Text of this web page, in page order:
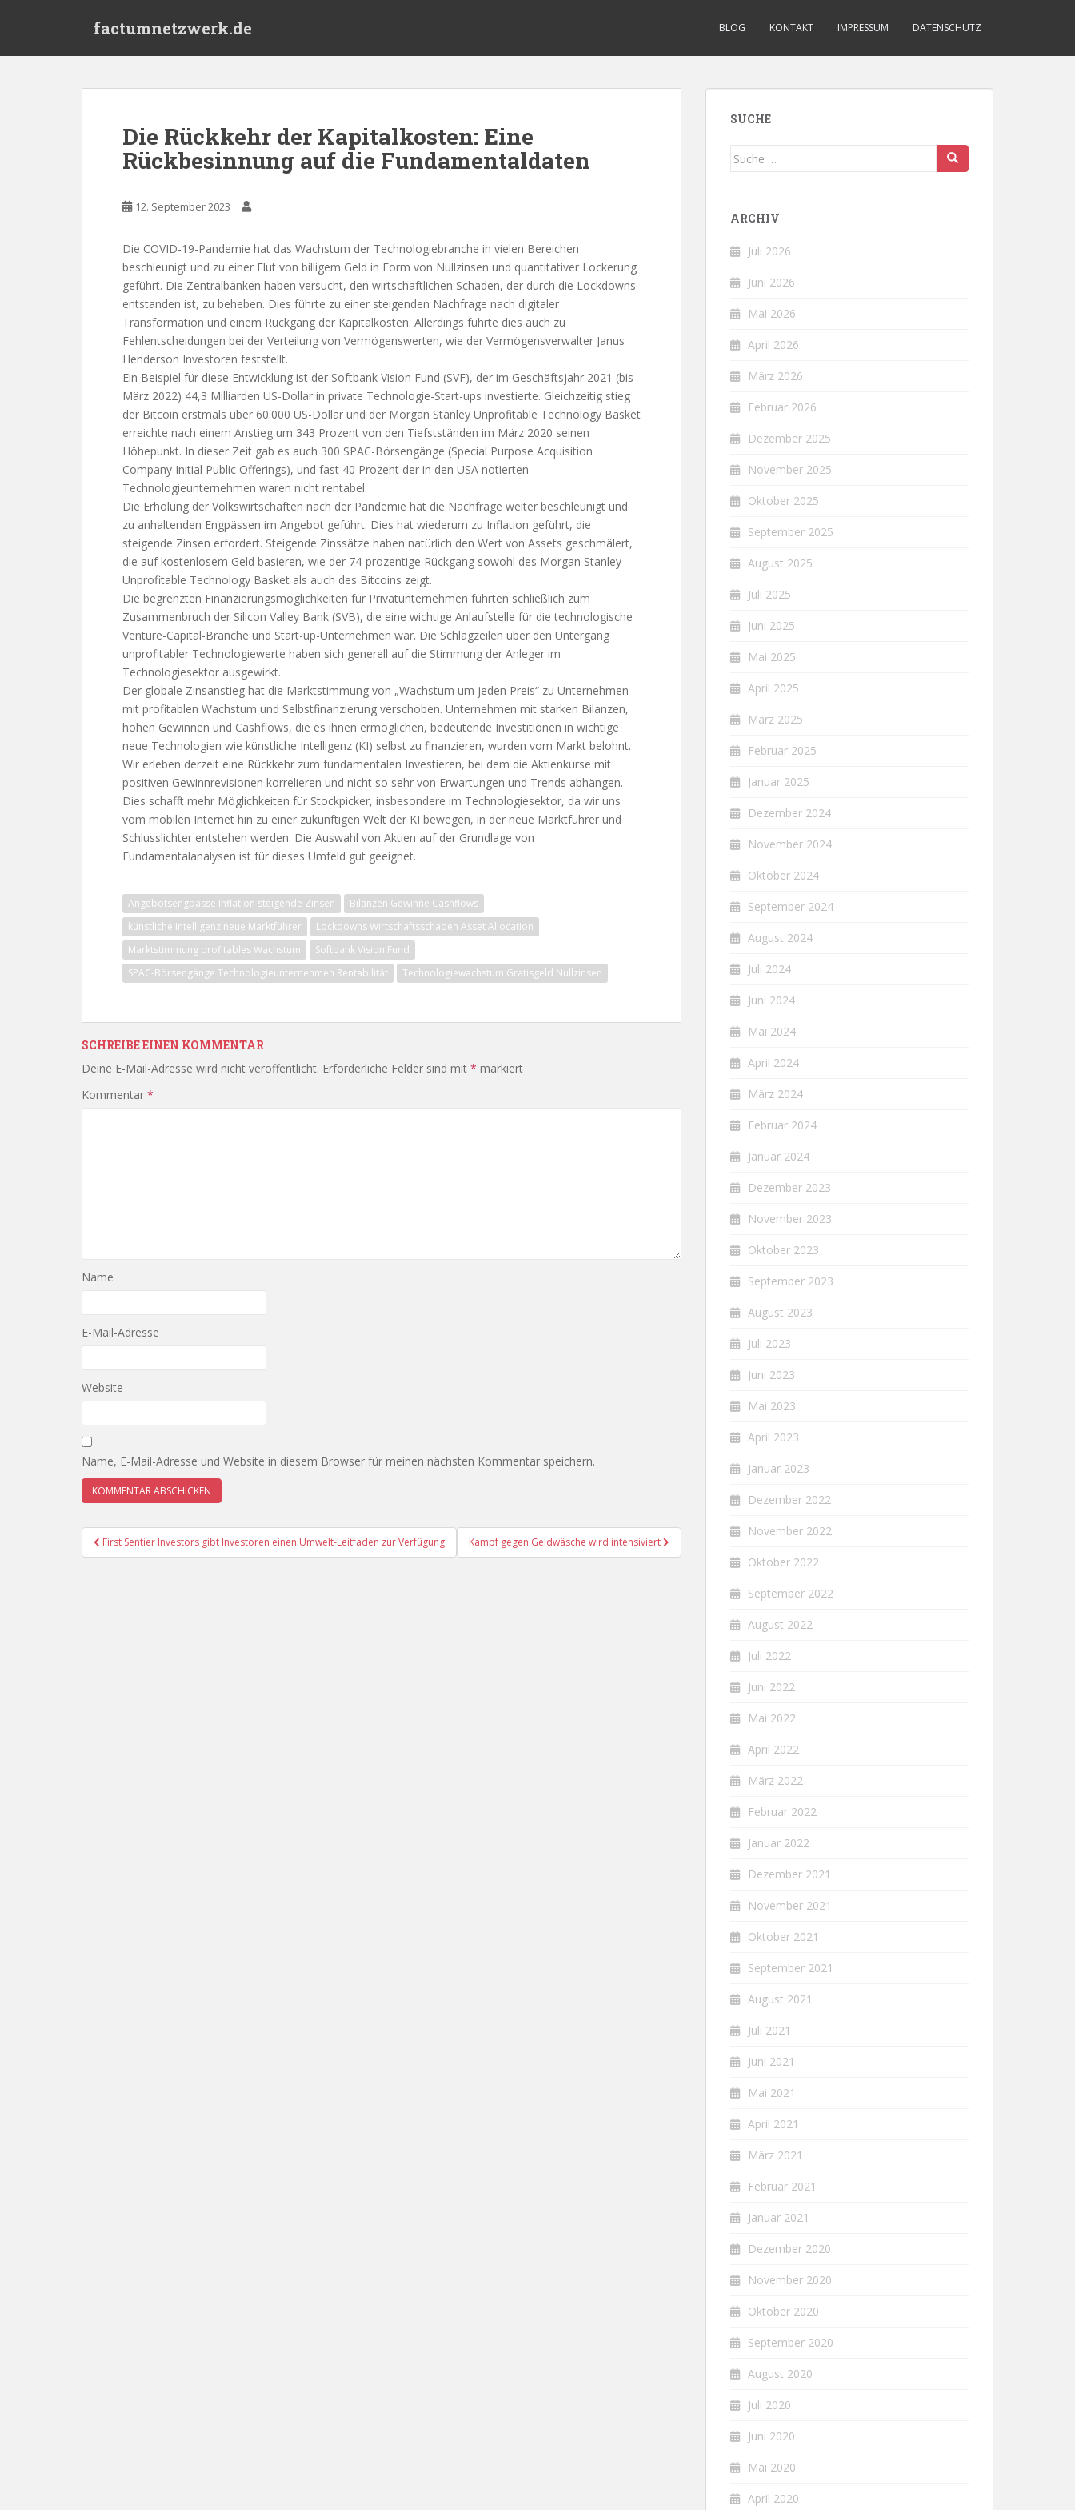
factumnetzwerk.de BLOG KONTAKT IMPRESSUM DATENSCHUTZ
Die Rückkehr der Kapitalkosten: Eine
Rückbesinnung auf die Fundamentaldaten
12. September 2023
Die COVID-19-Pandemie hat das Wachstum der Technologiebranche in vielen Bereichen
beschleunigt und zu einer Flut von billigem Geld in Form von Nullzinsen und quantitativer Lockerung
geführt. Die Zentralbanken haben versucht, den wirtschaftlichen Schaden, der durch die Lockdowns
entstanden ist, zu beheben. Dies führte zu einer steigenden Nachfrage nach digitaler
Transformation und einem Rückgang der Kapitalkosten. Allerdings führte dies auch zu
Fehlentscheidungen bei der Verteilung von Vermögenswerten, wie der Vermögensverwalter Janus
Henderson Investoren feststellt.
Ein Beispiel für diese Entwicklung ist der Softbank Vision Fund (SVF), der im Geschäftsjahr 2021 (bis
März 2022) 44,3 Milliarden US-Dollar in private Technologie-Start-ups investierte. Gleichzeitig stieg
der Bitcoin erstmals über 60.000 US-Dollar und der Morgan Stanley Unprofitable Technology Basket
erreichte nach einem Anstieg um 343 Prozent von den Tiefstständen im März 2020 seinen
Höhepunkt. In dieser Zeit gab es auch 300 SPAC-Börsengänge (Special Purpose Acquisition
Company Initial Public Offerings), und fast 40 Prozent der in den USA notierten
Technologieunternehmen waren nicht rentabel.
Die Erholung der Volkswirtschaften nach der Pandemie hat die Nachfrage weiter beschleunigt und
zu anhaltenden Engpässen im Angebot geführt. Dies hat wiederum zu Inflation geführt, die
steigende Zinsen erfordert. Steigende Zinssätze haben natürlich den Wert von Assets geschmälert,
die auf kostenlosem Geld basieren, wie der 74-prozentige Rückgang sowohl des Morgan Stanley
Unprofitable Technology Basket als auch des Bitcoins zeigt.
Die begrenzten Finanzierungsmöglichkeiten für Privatunternehmen führten schließlich zum
Zusammenbruch der Silicon Valley Bank (SVB), die eine wichtige Anlaufstelle für die technologische
Venture-Capital-Branche und Start-up-Unternehmen war. Die Schlagzeilen über den Untergang
unprofitabler Technologiewerte haben sich generell auf die Stimmung der Anleger im
Technologiesektor ausgewirkt.
Der globale Zinsanstieg hat die Marktstimmung von „Wachstum um jeden Preis“ zu Unternehmen
mit profitablen Wachstum und Selbstfinanzierung verschoben. Unternehmen mit starken Bilanzen,
hohen Gewinnen und Cashflows, die es ihnen ermöglichen, bedeutende Investitionen in wichtige
neue Technologien wie künstliche Intelligenz (KI) selbst zu finanzieren, wurden vom Markt belohnt.
Wir erleben derzeit eine Rückkehr zum fundamentalen Investieren, bei dem die Aktienkurse mit
positiven Gewinnrevisionen korrelieren und nicht so sehr von Erwartungen und Trends abhängen.
Dies schafft mehr Möglichkeiten für Stockpicker, insbesondere im Technologiesektor, da wir uns
vom mobilen Internet hin zu einer zukünftigen Welt der KI bewegen, in der neue Marktführer und
Schlusslichter entstehen werden. Die Auswahl von Aktien auf der Grundlage von
Fundamentalanalysen ist für dieses Umfeld gut geeignet.
Angebotsengpässe Inflation steigende Zinsen
Bilanzen Gewinne Cashflows
künstliche Intelligenz neue Marktführer
Lockdowns Wirtschaftsschaden Asset Allocation
Marktstimmung profitables Wachstum
Softbank Vision Fund
SPAC-Börsengänge Technologieunternehmen Rentabilität
Technologiewachstum Gratisgeld Nullzinsen
SCHREIBE EINEN KOMMENTAR
Deine E-Mail-Adresse wird nicht veröffentlicht. Erforderliche Felder sind mit * markiert
Kommentar *
Name
E-Mail-Adresse
Website
Name, E-Mail-Adresse und Website in diesem Browser für meinen nächsten Kommentar speichern.
Beitragsnavigation
First Sentier Investors gibt Investoren einen Umwelt-Leitfaden zur Verfügung Kampf gegen Geldwäsche wird intensiviert
SUCHE
Suche
ARCHIV
Juli 2026
Juni 2026
Mai 2026
April 2026
März 2026
Februar 2026
Dezember 2025
November 2025
Oktober 2025
September 2025
August 2025
Juli 2025
Juni 2025
Mai 2025
April 2025
März 2025
Februar 2025
Januar 2025
Dezember 2024
November 2024
Oktober 2024
September 2024
August 2024
Juli 2024
Juni 2024
Mai 2024
April 2024
März 2024
Februar 2024
Januar 2024
Dezember 2023
November 2023
Oktober 2023
September 2023
August 2023
Juli 2023
Juni 2023
Mai 2023
April 2023
Januar 2023
Dezember 2022
November 2022
Oktober 2022
September 2022
August 2022
Juli 2022
Juni 2022
Mai 2022
April 2022
März 2022
Februar 2022
Januar 2022
Dezember 2021
November 2021
Oktober 2021
September 2021
August 2021
Juli 2021
Juni 2021
Mai 2021
April 2021
März 2021
Februar 2021
Januar 2021
Dezember 2020
November 2020
Oktober 2020
September 2020
August 2020
Juli 2020
Juni 2020
Mai 2020
April 2020